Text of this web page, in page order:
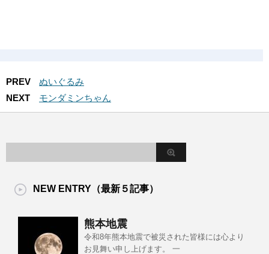
PREV
ぬいぐるみ
NEXT
モンダミンちゃん
NEW ENTRY（最新５記事）
熊本地震
令和8年熊本地震で被災された皆様には心より
お見舞い申し上げます。 一